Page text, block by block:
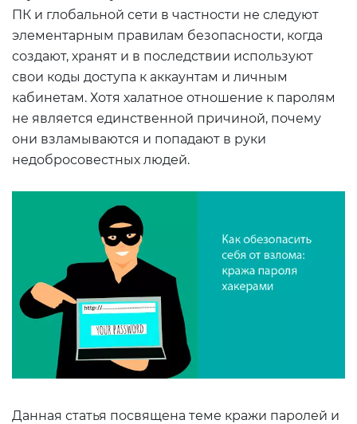
ПК и глобальной сети в частности не следуют
элементарным правилам безопасности, когда
создают, хранят и в последствии используют
свои коды доступа к аккаунтам и личным
кабинетам. Хотя халатное отношение к паролям
не является единственной причиной, почему
они взламываются и попадают в руки
недобросовестных людей.
Данная статья посвящена теме кражи паролей и